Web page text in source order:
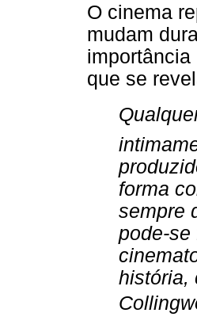
O cinema
mudam
que se
forma
sempre
pode-se
história,